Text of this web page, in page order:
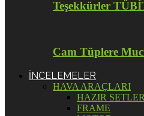
Teşekkürler
Cam Tüplere
İNCELEMELER
HAVA ARAÇLARI
HAZIR SETLER
FRAME